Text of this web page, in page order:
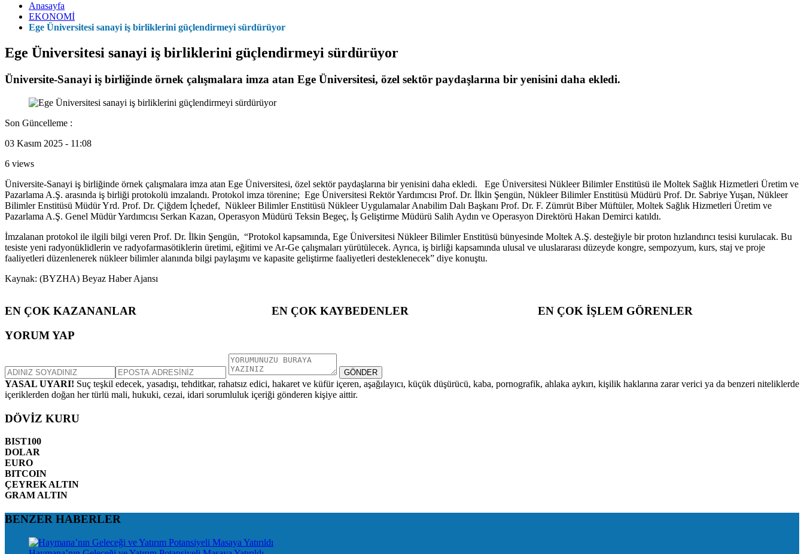
Anasayfa
EKONOMİ
Ege Üniversitesi sanayi iş birliklerini güçlendirmeyi sürdürüyor
Ege Üniversitesi sanayi iş birliklerini güçlendirmeyi sürdürüyor
Üniversite-Sanayi iş birliğinde örnek çalışmalara imza atan Ege Üniversitesi, özel sektör paydaşlarına bir yenisini daha ekledi.
Son Güncelleme :
03 Kasım 2025 - 11:08
6 views
Üniversite-Sanayi iş birliğinde örnek çalışmalara imza atan Ege Üniversitesi, özel sektör paydaşlarına bir yenisini daha ekledi. Ege Üniversitesi Nükleer Bilimler Enstitüsü ile Moltek Sağlık Hizmetleri Üretim ve
Pazarlama A.Ş. arasında iş birliği protokolü imzalandı. Protokol imza törenine; Ege Üniversitesi Rektör Yardımcısı Prof. Dr. İlkin Şengün, Nükleer Bilimler Enstitüsü Müdürü Prof. Dr. Sabriye Yuşan, Nükleer
Bilimler Enstitüsü Müdür Yrd. Prof. Dr. Çiğdem İçhedef, Nükleer Bilimler Enstitüsü Nükleer Uygulamalar Anabilim Dalı Başkanı Prof. Dr. F. Zümrüt Biber Müftüler, Moltek Sağlık Hizmetleri Üretim ve
Pazarlama A.Ş. Genel Müdür Yardımcısı Serkan Kazan, Operasyon Müdürü Teksin Begeç, İş Geliştirme Müdürü Salih Aydın ve Operasyon Direktörü Hakan Demirci katıldı.
İmzalanan protokol ile ilgili bilgi veren Prof. Dr. İlkin Şengün, “Protokol kapsamında, Ege Üniversitesi Nükleer Bilimler Enstitüsü bünyesinde Moltek A.Ş. desteğiyle bir proton hızlandırıcı tesisi kurulacak. Bu
tesiste yeni radyonüklidlerin ve radyofarmasötiklerin üretimi, eğitimi ve Ar-Ge çalışmaları yürütülecek. Ayrıca, iş birliği kapsamında ulusal ve uluslararası düzeyde kongre, sempozyum, kurs, staj ve proje
faaliyetleri düzenlenerek nükleer bilimler alanında bilgi paylaşımı ve kapasite geliştirme faaliyetleri desteklenecek” diye konuştu.
Kaynak: (BYZHA) Beyaz Haber Ajansı
EN ÇOK KAZANANLAR EN ÇOK KAYBEDENLER
EN ÇOK İŞLEM GÖRENLER
YORUM YAP
GÖNDER
YASAL UYARI! Suç teşkil edecek, yasadışı, tehditkar, rahatsız edici, hakaret ve küfür içeren, aşağılayıcı, küçük düşürücü, kaba, pornografik, ahlaka aykırı, kişilik haklarına zarar verici ya da benzeri niteliklerde
içeriklerden doğan her türlü mali, hukuki, cezai, idari sorumluluk içeriği gönderen kişiye aittir.
DÖVİZ KURU
BIST100
DOLAR
EURO
BITCOIN
ÇEYREK ALTIN
GRAM ALTIN
BENZER HABERLER